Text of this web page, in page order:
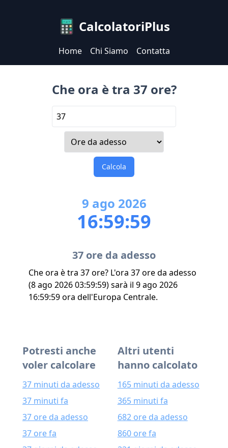
CalcolatoriPlus
Home Chi Siamo Contatta
Che ora è tra 37 ore?
Calcola
9 ago 2026
16:59:59
37 ore da adesso
Che ora è tra 37 ore? L'ora 37 ore da adesso
(8 ago 2026 03:59:59) sarà il 9 ago 2026
16:59:59 ora dell'Europa Centrale.
Potresti anche
voler calcolare
37 minuti da adesso
37 minuti fa
37 ore da adesso
37 ore fa
Altri utenti
hanno calcolato
165 minuti da adesso
365 minuti fa
682 ore da adesso
860 ore fa